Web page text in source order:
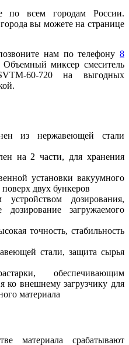
по всем городам России.
вы можете на странице
нам по телефону 8
миксер смеситель
60-720 на выгодных
из нержавеющей стали
на 2 части, для хранения
установки вакуумного
двух бункеров
дозирования,
загружаемого
точность, стабильность
стали, защита сырья
обеспечивающим
ко внешнему загрузчику для
материала
материала срабатывают